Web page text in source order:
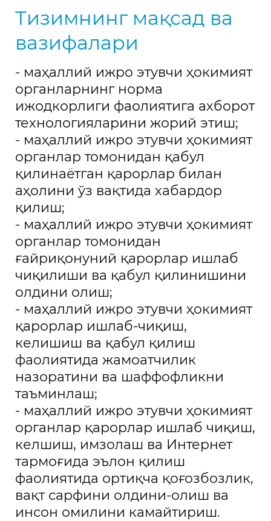
орқали ҳокимликлар томонида қабул
қилинаётган қарорлар ишлаб чиқиш,
келишиш, тасдиқлаш, рўйхатдан ўтказиш ва
Интернет тармоғида эълон қилишни
рақамлаштириш орқали кейинги босқичга
олиб чиқиши лозим, хусусан тизим ёрдамида
бутун Республика миқёсида ушбу фаолият
юзасидан ягона тартиб жорий этишга ёрдам
беради.
Тизимнинг мақсад ва
вазифалари
- маҳаллий ижро этувчи ҳокимият
органларнинг норма
ижодкорлиги фаолиятига ахборот
технологияларини жорий этиш;
- маҳаллий ижро этувчи ҳокимият
органлар томонидан қабул
қилинаётган қарорлар билан
аҳолини ўз вақтида хабардор
қилиш;
- маҳаллий ижро этувчи ҳокимият
органлар томонидан
ғайриқонуний қарорлар ишлаб
чиқилиши ва қабул қилинишини
олдини олиш;
- маҳаллий ижро этувчи ҳокимият
қарорлар ишлаб-чиқиш,
келишиш ва қабул қилиш
фаолиятида жамоатчилик
назоратини ва шаффофликни
таъминлаш;
- маҳаллий ижро этувчи ҳокимият
органлар қарорлар ишлаб чиқиш,
келшиш, имзолаш ва Интернет
тармоғида эълон қилиш
фаолиятида ортиқча қоғозбозлик,
вақт сарфини олдини-олиш ва
инсон омилини камайтириш.